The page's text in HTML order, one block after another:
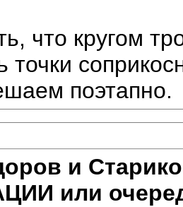
что кругом
точки
поэтапно.
и
или